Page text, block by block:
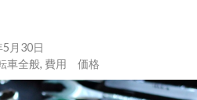
月30日
車全般, 費用 価格